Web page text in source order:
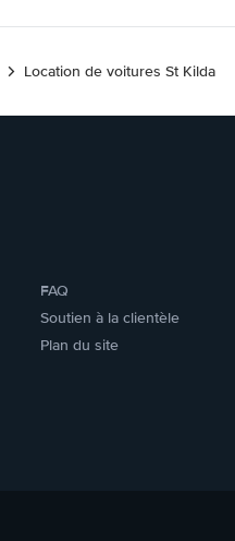
Location de voitures St Kilda
FAQ
Soutien à la clientèle
Plan du site